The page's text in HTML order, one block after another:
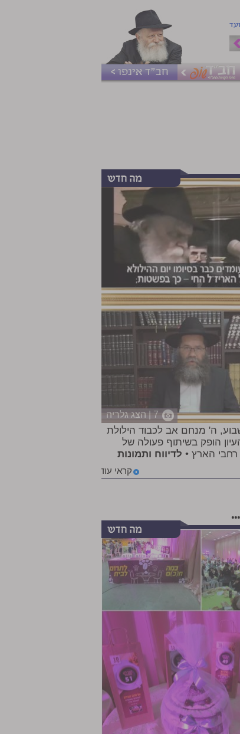
חב"ד אינפו >
7 | הצג גלריה
ה' מנחם אב לכבוד הילולת
הופק בשיתוף פעולה של
רחבי הארץ • לדיווח ותמונות
קראי עוד